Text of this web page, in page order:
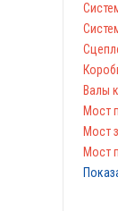
Валы
Мост
Мост
Мост